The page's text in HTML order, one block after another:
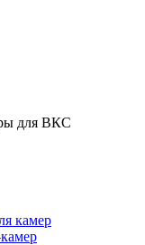
для ВКС
камер